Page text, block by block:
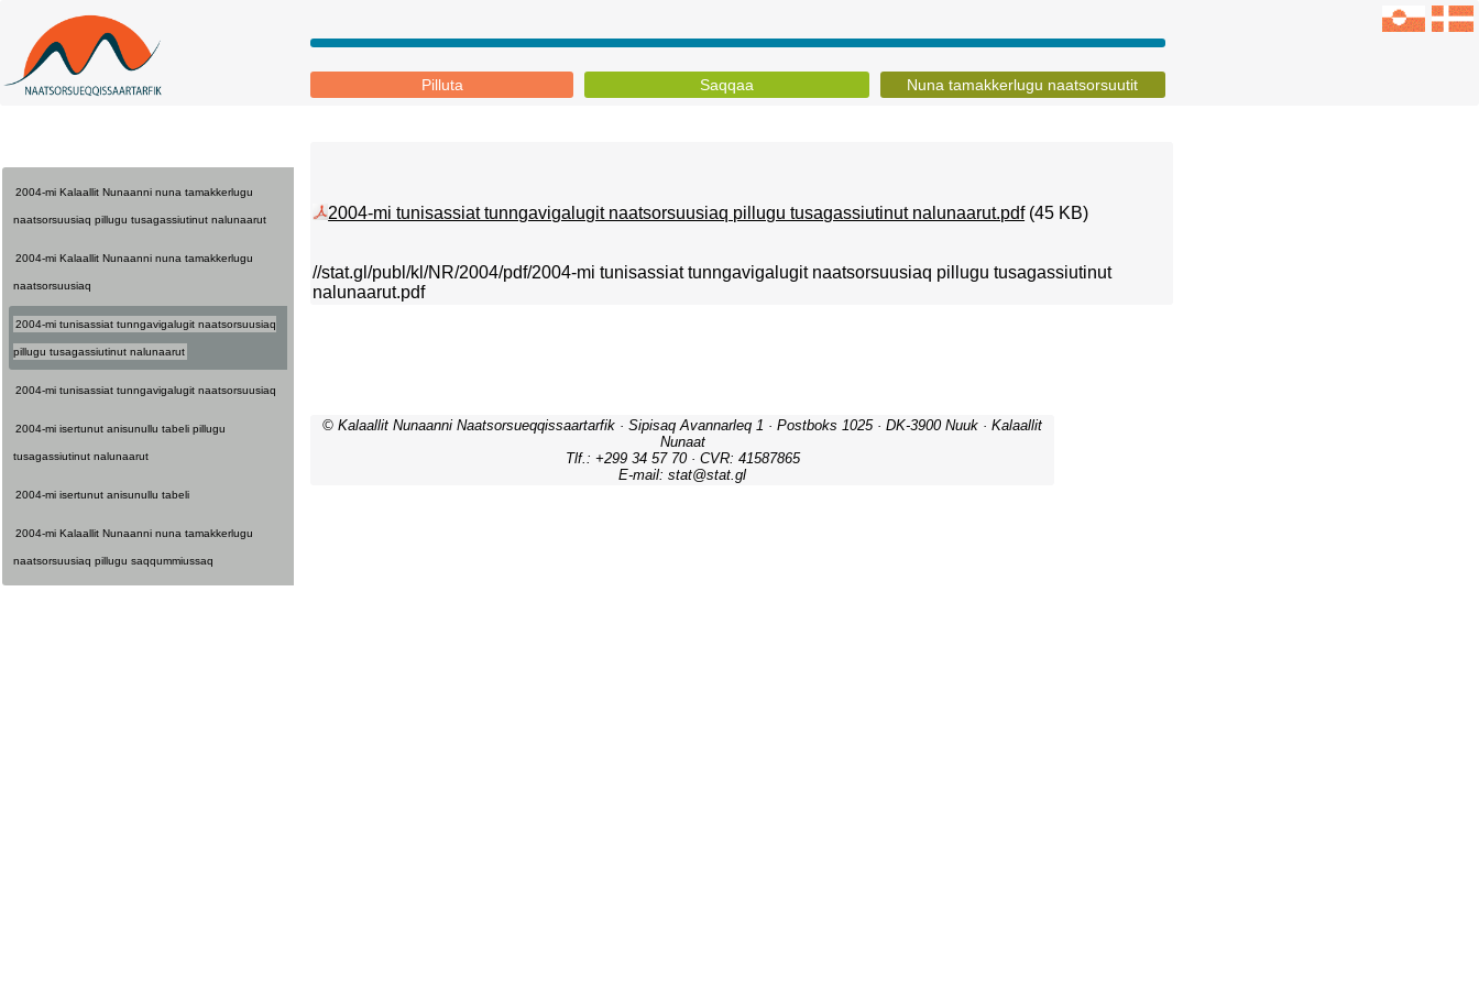
Pilluta Saqqaa Nuna tamakkerlugu naatsorsuutit
2004-mi Kalaallit Nunaanni nuna tamakkerlugu
naatsorsuusiaq pillugu tusagassiutinut nalunaarut
2004-mi Kalaallit Nunaanni nuna tamakkerlugu
naatsorsuusiaq
2004-mi tunisassiat tunngavigalugit naatsorsuusiaq
pillugu tusagassiutinut nalunaarut
2004-mi tunisassiat tunngavigalugit naatsorsuusiaq
2004-mi isertunut anisunullu tabeli pillugu
tusagassiutinut nalunaarut
2004-mi isertunut anisunullu tabeli
2004-mi Kalaallit Nunaanni nuna tamakkerlugu
naatsorsuusiaq pillugu saqqummiussaq
2004-mi tunisassiat tunngavigalugit naatsorsuusiaq pillugu tusagassiutinut nalunaarut.pdf(45 KB)
//stat.gl/publ/kl/NR/2004/pdf/2004-mi tunisassiat tunngavigalugit naatsorsuusiaq pillugu tusagassiutinut
nalunaarut.pdf
© Kalaallit Nunaanni Naatsorsueqqissaartarfik · Sipisaq Avannarleq 1 · Postboks 1025 · DK-3900 Nuuk · Kalaallit
Nunaat
Tlf.: +299 34 57 70 · CVR: 41587865
E-mail: stat@stat.gl